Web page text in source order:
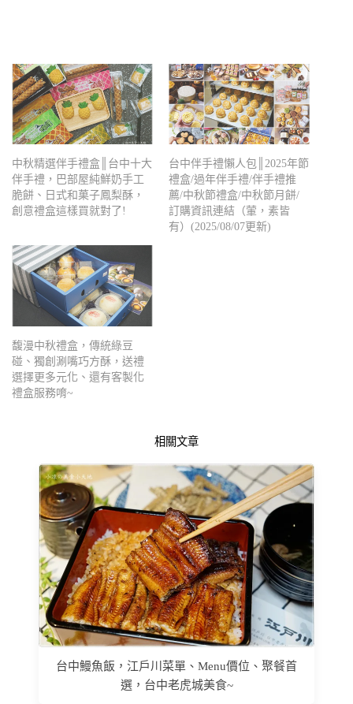
中秋精選伴手禮盒║台中十大
伴手禮，巴部屋純鮮奶手工
脆餅、日式和菓子鳳梨酥，
創意禮盒這樣買就對了!
台中伴手禮懶人包║2025年節
禮盒/過年伴手禮/伴手禮推
薦/中秋節禮盒/中秋節月餅/
訂購資訊連結（葷，素皆
有）(2025/08/07更新)
馥漫中秋禮盒，傳統綠豆
碰、獨創涮嘴巧方酥，送禮
選擇更多元化、還有客製化
禮盒服務唷~
相關文章
台中鰻魚飯，江戶川菜單、Menu價位、聚餐首
選，台中老虎城美食~